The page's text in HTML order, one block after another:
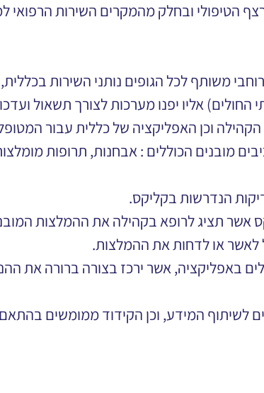
הטיפולי ובחלק מהמקרים השירות הרפואי
משותף לכל הגופים נותני השירות
החולים) אליו יפנו מערכות לצורך תשאול
וכן האפליקציה של כללית עבור
בקמיליון - יצרנו 6 רכיבים מובנים הכוללים : אבחנות,
הנדרשות בקליקס.
תציג לרופא בקהילה את ההמלצות
לאשר או לדחות את ההמלצות.
באפליקציה, אשר ירכז בצורה ברורה את
לשיתוף המידע, וכן הקידוד ממומשים